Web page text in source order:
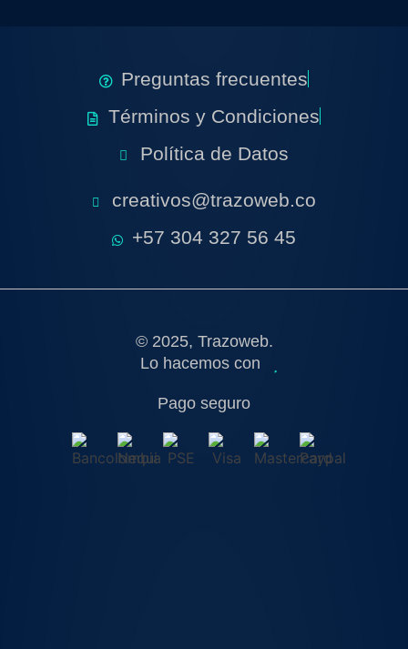
Preguntas frecuentes
Términos y Condiciones
Política de Datos
creativos@trazoweb.co
+57 304 327 56 45
© 2025, Trazoweb.
Lo hacemos con
Pago seguro